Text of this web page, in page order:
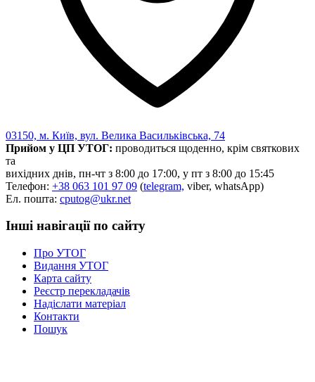
Чернівецька область
Чернігівська область
Особи відповідальні за контактування з
питань укладення договорів
Вивчаємо жестову мову
Ресурс для вивчення жестових мов різних країн
ЦУЖМ
Проєкт "Жестова мова для поліцейських"
ВІКТОРИНА
На допомогу військовим
Медична термінологія жестовою мовою
Нормативна база УТОГ
Конвенція ООН
Законодавство
Декларації
Документи ВФГ
Міжнародні документи
03150, м. Київ, вул. Велика Васильківська, 74
Прийом у ЦП УТОГ: проводиться щоденно, крім святкових
та
вихідних днів, пн-чт з 8:00 до 17:00, у пт з 8:00 до 15:45
Телефон: +38 063 101 97 09 (telegram, viber, whatsApp)
Ел. пошта: cputog@ukr.net
Інші навігації по сайту
Про УТОГ
Видання УТОГ
Карта сайту
Реєстр перекладачів
Надіслати матеріал
Контакти
Пошук